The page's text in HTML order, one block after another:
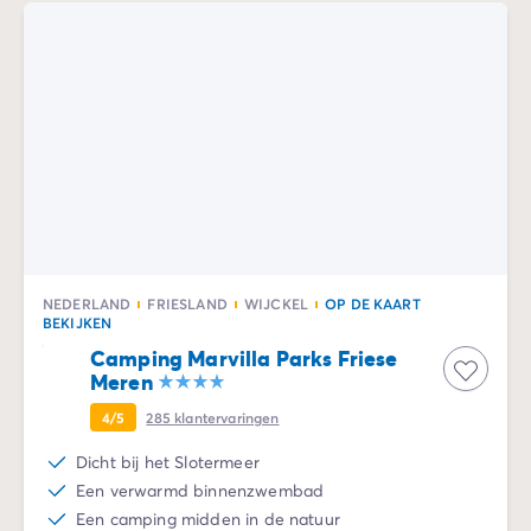
NEDERLAND FRIESLAND WIJCKEL
OP DE KAART
BEKIJKEN
Camping Marvilla Parks Friese
Meren
4/5 285 klantervaringen
Dicht bij het Slotermeer
Een verwarmd binnenzwembad
Een camping midden in de natuur